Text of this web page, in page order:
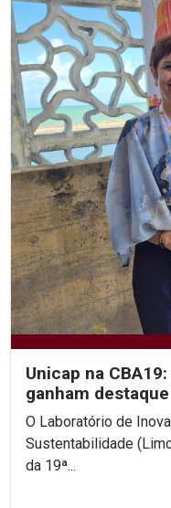
Unicap na
ganham
O Laboratório de
Sustentabilidade
da 19ª...